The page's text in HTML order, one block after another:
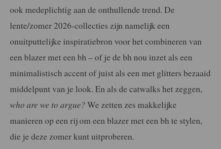
ook medeplichtig aan de onthullende trend. De
lente/zomer 2026-collecties zijn namelijk een
onuitputtelijke inspiratiebron voor het combineren van
een blazer met een bh – of je de bh nou inzet als een
minimalistisch accent of juist als een met glitters bezaaid
middelpunt van je look. En als de catwalks het zeggen,
who are we to argue?We zetten zes makkelijke
manieren op een rij om een blazer met een bh te stylen,
die je deze zomer kunt uitproberen.